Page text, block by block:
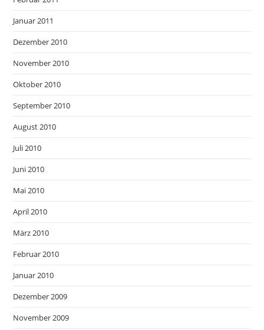
Januar 2011
Dezember 2010
November 2010
Oktober 2010
September 2010
August 2010
Juli 2010
Juni 2010
Mai 2010
April 2010
März 2010
Februar 2010
Januar 2010
Dezember 2009
November 2009